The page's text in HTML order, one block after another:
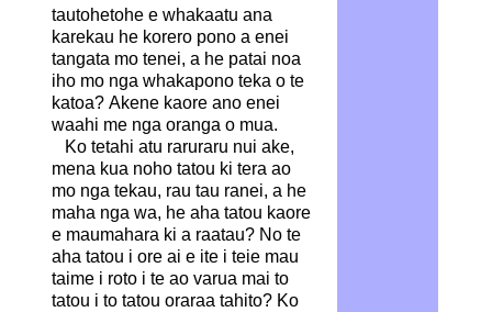
tautohetohe e whakaatu ana
karekau he korero pono a enei
tangata mo tenei, a he patai noa
iho mo nga whakapono teka o te
katoa? Akene kaore ano enei
waahi me nga oranga o mua.
Ko tetahi atu raruraru nui ake,
mena kua noho tatou ki tera ao
mo nga tekau, rau tau ranei, a he
maha nga wa, he aha tatou kaore
e maumahara ki a raatau? No te
aha tatou i ore ai e ite i teie mau
taime i roto i te ao varua mai to
tatou i to tatou oraraa tahito? Ko